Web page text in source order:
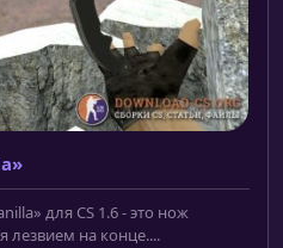
для CS 1.6 - это нож
на конце....